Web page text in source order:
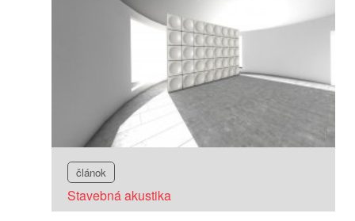
článok
Stavebná akustika